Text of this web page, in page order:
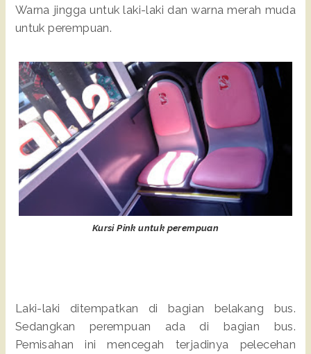
Warna jingga untuk laki-laki dan warna merah muda
untuk perempuan.
Kursi Pink untuk perempuan
Laki-laki ditempatkan di bagian belakang bus.
Sedangkan perempuan ada di bagian bus.
Pemisahan ini mencegah terjadinya pelecehan